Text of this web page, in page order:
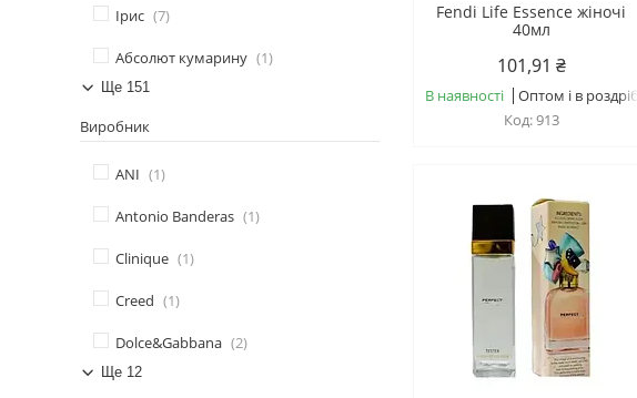
Fendi Life Essence жіночі
40мл
101,91 ₴
В наявності
Оптом і в роздріб
913
Ірис 7
Абсолют кумарину 1
Ще 151
Виробник
ANI 1
Antonio Banderas 1
Clinique 1
Creed 1
Dolce&Gabbana 2
Ще 12